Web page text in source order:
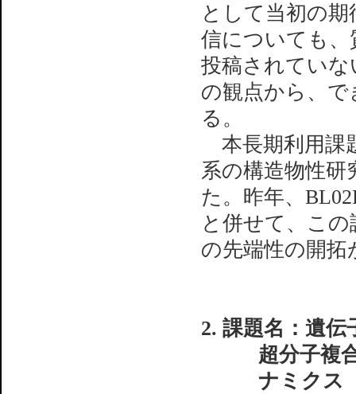
として当初の
信についても
投稿されてい
の観点から、
る。
本長期利用課
系の構造物性
た。昨年、
と併せて、こ
の先端性の開
2. 課題名：遺
超分子複
ナミクス